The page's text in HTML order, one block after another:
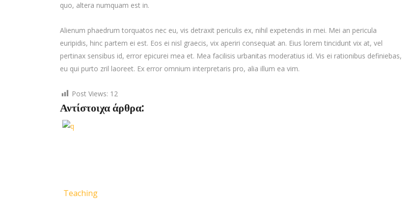
quo, altera numquam est in.
Alienum phaedrum torquatos nec eu, vis detraxit periculis ex, nihil expetendis in mei. Mei an pericula
euripidis, hinc partem ei est. Eos ei nisl graecis, vix aperiri consequat an. Eius lorem tincidunt vix at, vel
pertinax sensibus id, error epicurei mea et. Mea facilisis urbanitas moderatius id. Vis ei rationibus definiebas,
eu qui purto zril laoreet. Ex error omnium interpretaris pro, alia illum ea vim.
Post Views: 12
Αντίστοιχα άρθρα:
Teaching